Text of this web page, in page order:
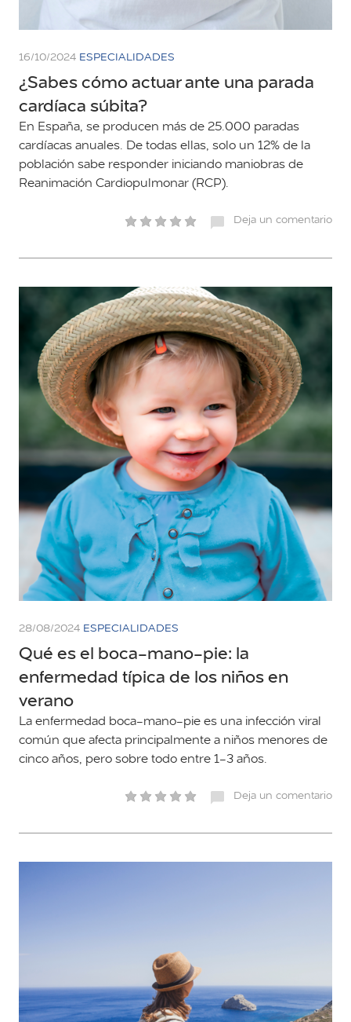
16/10/2024 ESPECIALIDADES
¿Sabes cómo actuar ante una parada
cardíaca súbita?
En España, se producen más de 25.000 paradas
cardíacas anuales. De todas ellas, solo un 12% de la
población sabe responder iniciando maniobras de
Reanimación Cardiopulmonar (RCP).
Deja un comentario
28/08/2024 ESPECIALIDADES
Qué es el boca-mano-pie: la
enfermedad típica de los niños en
verano
La enfermedad boca-mano-pie es una infección viral
común que afecta principalmente a niños menores de
cinco años, pero sobre todo entre 1-3 años.
Deja un comentario